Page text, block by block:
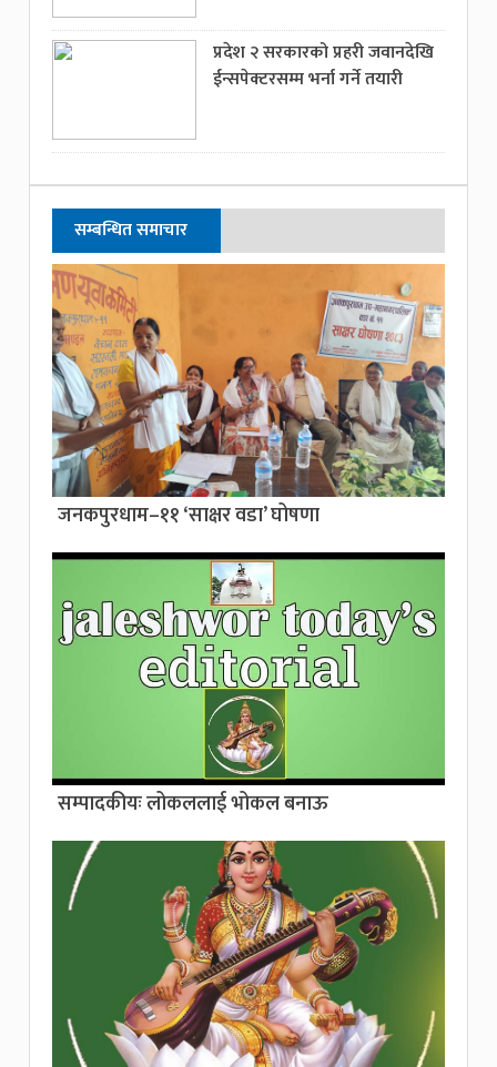
प्रदेश २ सरकारको प्रहरी जवानदेखि
ईन्सपेक्टरसम्म भर्ना गर्ने तयारी
सम्बन्धित समाचार
जनकपुरधाम–११ ‘साक्षर वडा’ घोषणा
सम्पादकीयः लोकललाई भोकल बनाऊ